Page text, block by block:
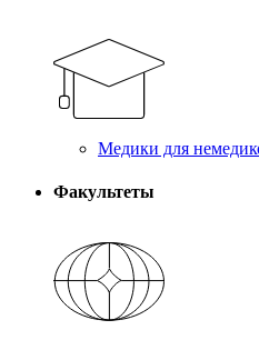
Медики для
Факультеты